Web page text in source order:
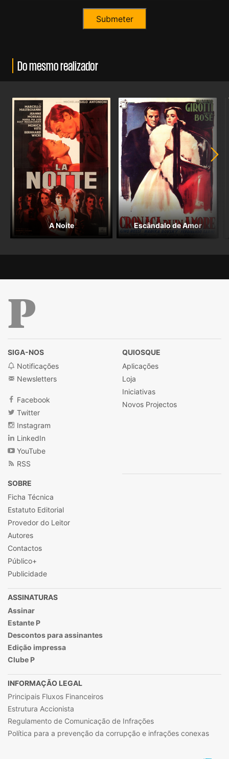
Do mesmo realizador
A Noite Escândalo de Amor
SIGA-NOS
Notificações
Newsletters
Facebook
Twitter
Instagram
LinkedIn
YouTube
RSS
QUIOSQUE
Aplicações
Loja
Iniciativas
Novos Projectos
SOBRE
Ficha Técnica
Estatuto Editorial
Provedor do Leitor
Autores
Contactos
Público+
Publicidade
ASSINATURAS
Assinar
Estante P
Descontos para assinantes
Edição impressa
Clube P
INFORMAÇÃO LEGAL
Principais Fluxos Financeiros
Estrutura Accionista
Regulamento de Comunicação de Infrações
Política para a prevenção da corrupção e infrações conexas